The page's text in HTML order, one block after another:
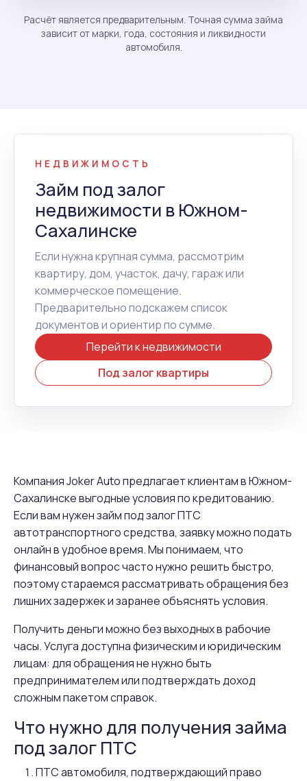
Расчёт является предварительным. Точная сумма займа
зависит от марки, года, состояния и ликвидности
автомобиля.
НЕДВИЖИМОСТЬ
Займ под залог
недвижимости в Южном-
Сахалинске
Если нужна крупная сумма, рассмотрим
квартиру, дом, участок, дачу, гараж или
коммерческое помещение.
Предварительно подскажем список
документов и ориентир по сумме.
Перейти к недвижимости
Под залог квартиры
Компания Joker Auto предлагает клиентам в Южном-
Сахалинске выгодные условия по кредитованию.
Если вам нужен займ под залог ПТС
автотранспортного средства, заявку можно подать
онлайн в удобное время. Мы понимаем, что
финансовый вопрос часто нужно решить быстро,
поэтому стараемся рассматривать обращения без
лишних задержек и заранее объяснять условия.
Получить деньги можно без выходных в рабочие
часы. Услуга доступна физическим и юридическим
лицам: для обращения не нужно быть
предпринимателем или подтверждать доход
сложным пакетом справок.
Что нужно для получения займа
под залог ПТС
ПТС автомобиля, подтверждающий право